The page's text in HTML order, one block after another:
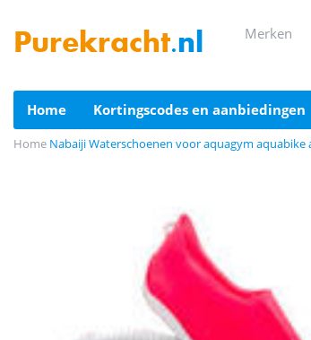
Purekracht.nl merken
home kortingscodes en aanbiedingen
Home Nabaiji Waterschoenen voor aquagym aquabike